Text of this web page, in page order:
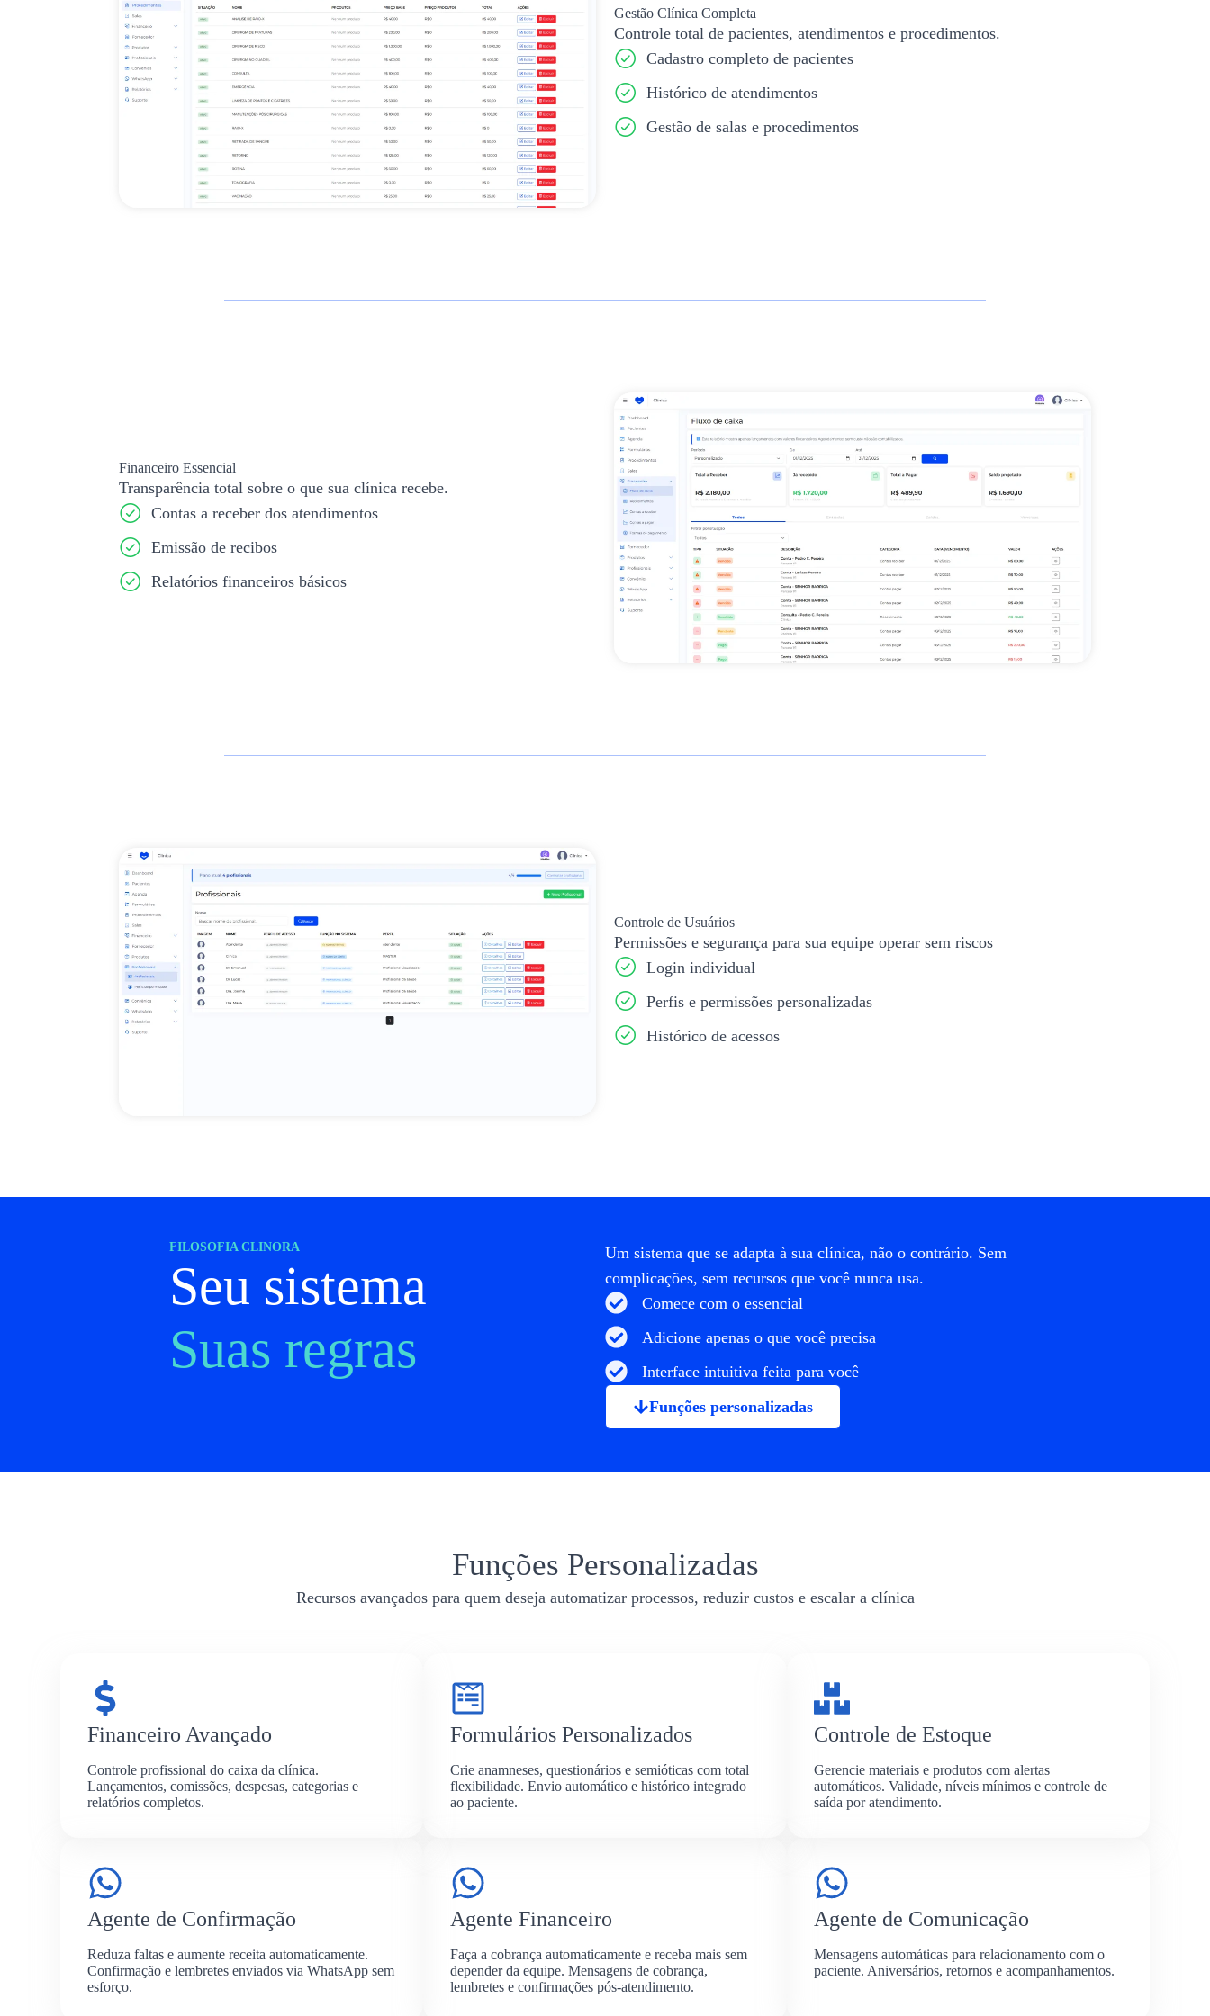
Gestão Clínica Completa
Controle total de pacientes, atendimentos e procedimentos.
Cadastro completo de pacientes
Histórico de atendimentos
Gestão de salas e procedimentos
Financeiro Essencial
Transparência total sobre o que sua clínica recebe.
Contas a receber dos atendimentos
Emissão de recibos
Relatórios financeiros básicos
Controle de Usuários
Permissões e segurança para sua equipe operar sem riscos
Login individual
Perfis e permissões personalizadas
Histórico de acessos
FILOSOFIA CLINORA
Seu sistema
Suas regras
Um sistema que se adapta à sua clínica, não o contrário. Sem
complicações, sem recursos que você nunca usa.
Comece com o essencial
Adicione apenas o que você precisa
Interface intuitiva feita para você
Funções personalizadas
Funções Personalizadas
Recursos avançados para quem deseja automatizar processos, reduzir custos e escalar a clínica
Financeiro Avançado
Controle profissional do caixa da clínica.
Lançamentos, comissões, despesas, categorias e
relatórios completos.
Formulários Personalizados
Crie anamneses, questionários e semióticas com total
flexibilidade. Envio automático e histórico integrado
ao paciente.
Controle de Estoque
Gerencie materiais e produtos com alertas
automáticos. Validade, níveis mínimos e controle de
saída por atendimento.
Agente de Confirmação
Reduza faltas e aumente receita automaticamente.
Confirmação e lembretes enviados via WhatsApp sem
esforço.
Agente Financeiro
Faça a cobrança automaticamente e receba mais sem
depender da equipe. Mensagens de cobrança,
lembretes e confirmações pós-atendimento.
Agente de Comunicação
Mensagens automáticas para relacionamento com o
paciente. Aniversários, retornos e acompanhamentos.